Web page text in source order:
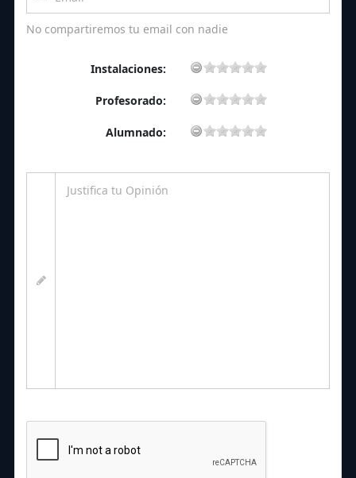
No compartiremos tu email con nadie
Instalaciones:
Profesorado:
Alumnado: